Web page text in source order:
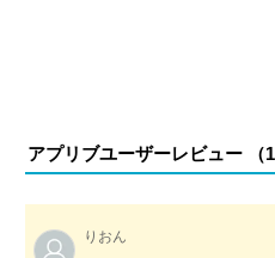
アプリブユーザーレビュー （1
りおん